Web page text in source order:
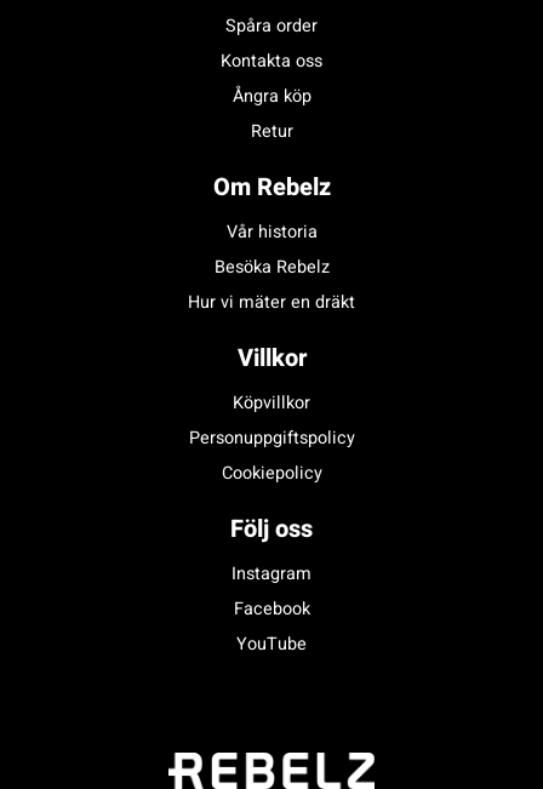
Spåra order
Kontakta oss
Ångra köp
Retur
Om Rebelz
Vår historia
Besöka Rebelz
Hur vi mäter en dräkt
Villkor
Köpvillkor
Personuppgiftspolicy
Cookiepolicy
Följ oss
Instagram
Facebook
YouTube